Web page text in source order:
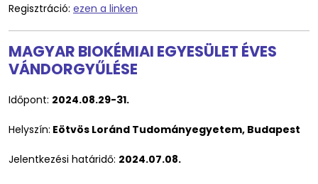
Regisztráció: ezen a linken
MAGYAR BIOKÉMIAI EGYESÜLET ÉVES
VÁNDORGYŰLÉSE
Időpont: 2024.08.29-31.
Helyszín: Eötvös Loránd Tudományegyetem, Budapest
Jelentkezési határidő: 2024.07.08.